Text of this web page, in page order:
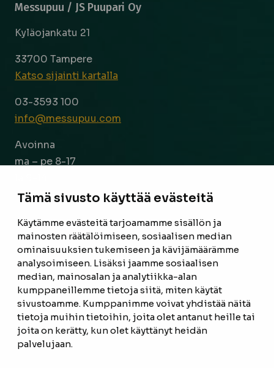
Tämä sivusto käyttää evästeitä
Käytämme evästeitä tarjoamamme sisällön ja
mainosten räätälöimiseen, sosiaalisen median
ominaisuuksien tukemiseen ja kävijämäärämme
analysoimiseen. Lisäksi jaamme sosiaalisen
median, mainosalan ja analytiikka-alan
kumppaneillemme tietoja siitä, miten käytät
sivustoamme. Kumppanimme voivat yhdistää näitä
tietoja muihin tietoihin, joita olet antanut heille tai
joita on kerätty, kun olet käyttänyt heidän
palvelujaan.
Messupuu / JS Puupari Oy
Kyläojankatu 21
33700 Tampere
Katso sijainti kartalla
03-3593 100
info@messupuu.com
Avoinna
ma – pe 8-17
ETUSIVU
TUOTTEET
REFERENSSIT
OTA YHTEYTTÄ
TIETOSUOJASELOSTE